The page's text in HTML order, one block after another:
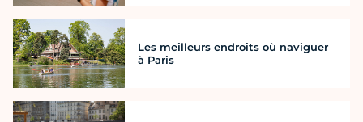
Les meilleurs endroits où naviguer
à Paris